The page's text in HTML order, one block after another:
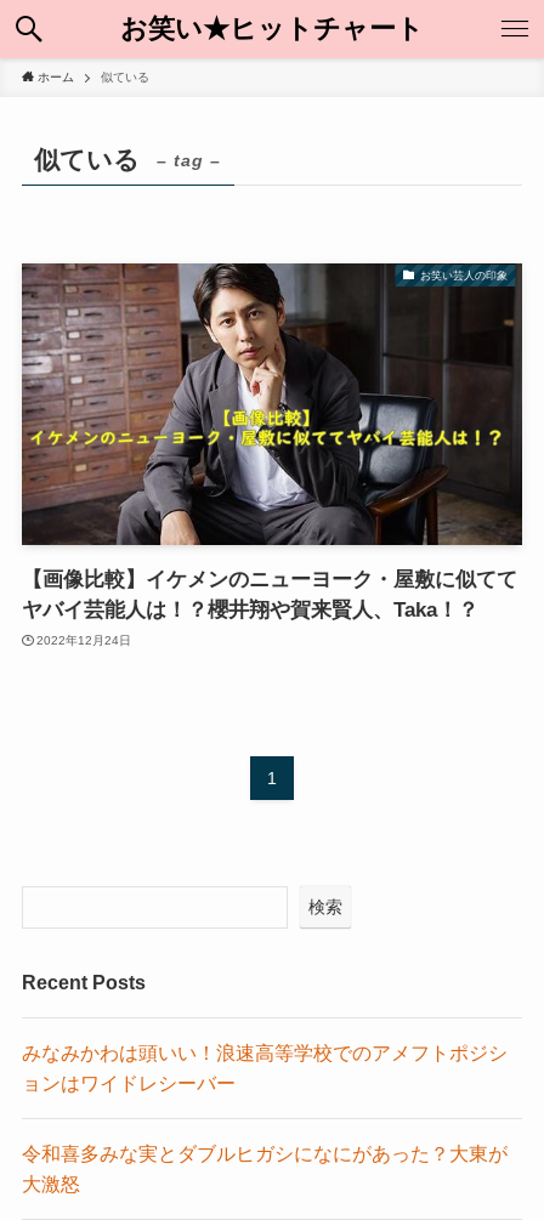
お笑い★ヒットチャート
ホーム 似ている
似ている – tag –
お笑い芸人の印象
【画像比較】イケメンのニューヨーク・屋敷に似てて
ヤバイ芸能人は！？櫻井翔や賀来賢人、Taka！？
2022年12月24日
1
検索
Recent Posts
みなみかわは頭いい！浪速高等学校でのアメフトポジシ
ョンはワイドレシーバー
令和喜多みな実とダブルヒガシになにがあった？大東が
大激怒